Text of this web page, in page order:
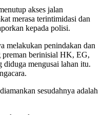
akses jalan
merasa terintimidasi dan
kepada polisi.
melakukan penindakan dan
preman berinisial HK, EG,
mengusai lahan itu.
sesudahnya adalah